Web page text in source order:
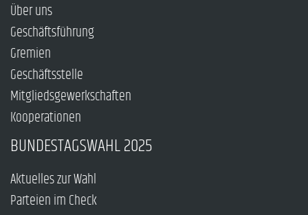
Über uns
Geschäftsführung
Gremien
Geschäftsstelle
Mitgliedsgewerkschaften
Kooperationen
BUNDESTAGSWAHL 2025
Aktuelles zur Wahl
Parteien im Check